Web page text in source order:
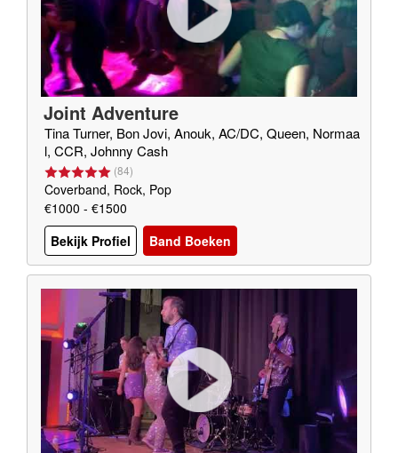
Joint Adventure
Tina Turner, Bon Jovi, Anouk, AC/DC, Queen, Normaa
l, CCR, Johnny Cash
(84)
Coverband, Rock, Pop
€1000 - €1500
Bekijk Profiel
Band Boeken